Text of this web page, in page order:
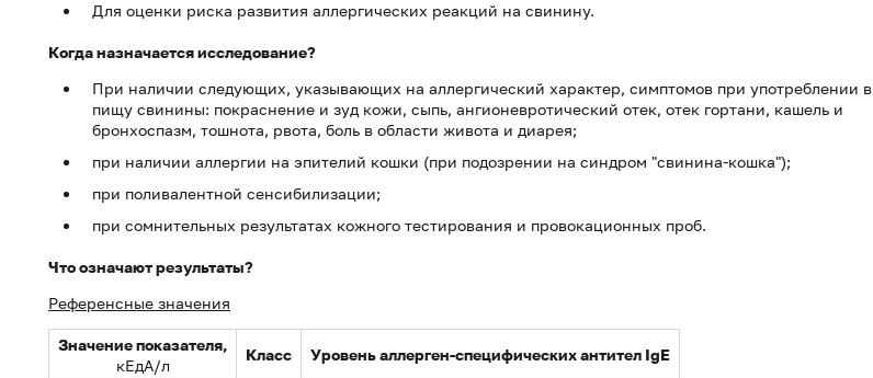
Для оценки риска развития аллергических реакций на свинину.
Когда назначается исследование?
При наличии следующих, указывающих на аллергический характер, симптомов при употреблении в
пищу свинины: покраснение и зуд кожи, сыпь, ангионевротический отек, отек гортани, кашель и
бронхоспазм, тошнота, рвота, боль в области живота и диарея;
при наличии аллергии на эпителий кошки (при подозрении на синдром "свинина-кошка");
при поливалентной сенсибилизации;
при сомнительных результатах кожного тестирования и провокационных проб.
Что означают результаты?
Референсные значения
Значение показателя,
кЕдА/л
Класс Уровень аллерген-специфических антител IgE